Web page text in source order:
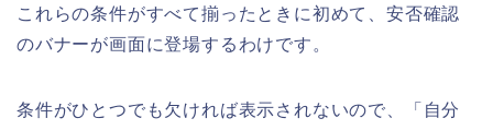
これらの条件がすべて揃ったときに初めて、安否確認
のバナーが画面に登場するわけです。
条件がひとつでも欠ければ表示されないので、「自分